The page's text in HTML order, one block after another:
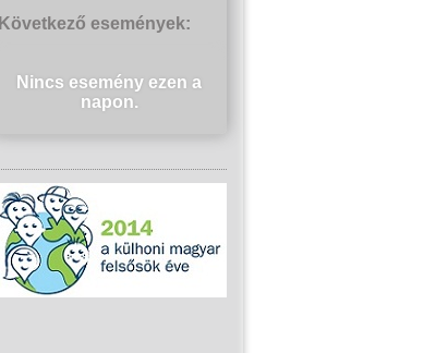
Következő események:
Nincs esemény ezen a
napon.